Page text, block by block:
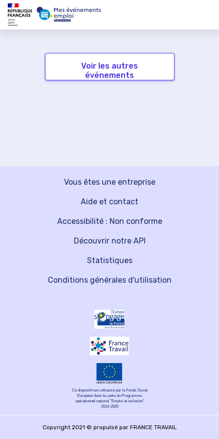
Voir les autres
événements
Vous êtes une entreprise
Découvrir notre API
Aide et contact
Statistiques
Accessibilité : Non conforme
Conditions générales d'utilisation
Ce dispositif est cofinancé par le Fonds Social
Européen dans le cadre du Programme
opérationnel national "Emploi et inclusion"
2014-2020
Copyright 2021 © propulsé par FRANCE TRAVAIL